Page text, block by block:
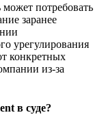
потребовать
заранее
урегулирования
конкретных
из-за
в суде?